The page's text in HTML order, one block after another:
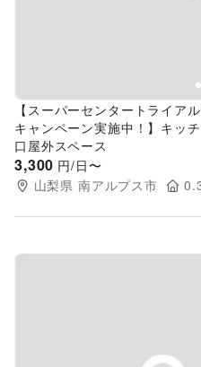
【スーパーセンタートライア
キャンペーン実施中！】キッ
口屋外スペース
3,300 円/日〜
山梨県 南アルプス市